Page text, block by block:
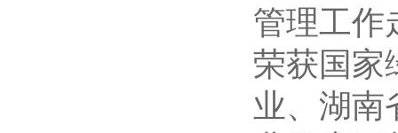
管理工作
荣获国家
业、湖南